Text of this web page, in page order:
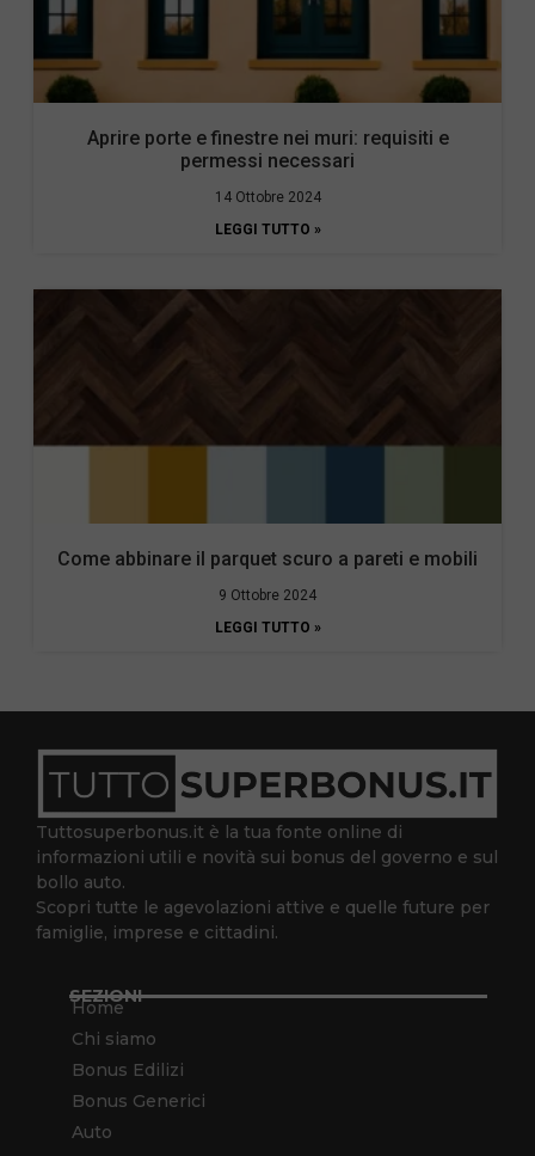
Aprire porte e finestre nei muri: requisiti e
permessi necessari
14 Ottobre 2024
LEGGI TUTTO »
Come abbinare il parquet scuro a pareti e mobili
9 Ottobre 2024
LEGGI TUTTO »
Tuttosuperbonus.it è la tua fonte online di
informazioni utili e novità sui bonus del governo e sul
bollo auto.
Scopri tutte le agevolazioni attive e quelle future per
famiglie, imprese e cittadini.
SEZIONI
Home
Chi siamo
Bonus Edilizi
Bonus Generici
Auto